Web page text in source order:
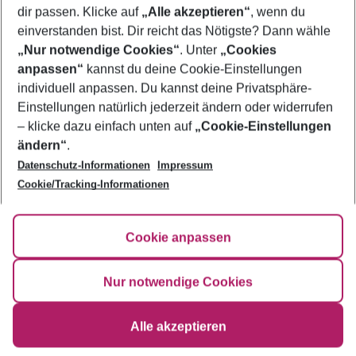
Marsa Alamkannst du einen günstigen Strandurlaub verbringen,
dich entspannen und verschiedene Wassersportarten
ausprobieren.
Zypern ist ein Ort voller Mythologie, Geschichte und Schönheit.
Auf Zypern kannst du die antiken Stätten von Paphos, die
byzantinischen Kirchen von Troodosoder dievenezianischen
Mauern von Nikosiabesichtigen. An der Küste erwarten dich
traumhafte Strände, die zum Teil aus goldenem Sand und zum Teil
die Meeresschildkröten am Lara Beach beobachtest oder die
Felsen von Ayia Napa besuchst, hier ist für jeden Geschmack etwas
Footer navigation
dir passen. Klicke auf „Alle akzeptieren“, wenn du
einverstanden bist. Dir reicht das Nötigste? Dann wähle
„Nur notwendige Cookies“. Unter „Cookies
anpassen“ kannst du deine Cookie-Einstellungen
individuell anpassen. Du kannst deine Privatsphäre-
Einstellungen natürlich jederzeit ändern oder widerrufen
– klicke dazu einfach unten auf „Cookie-Einstellungen
ändern“.
Datenschutz-Informationen
Impressum
Cookie/Tracking-Informationen
Cookie anpassen
Nur notwendige Cookies
Alle akzeptieren